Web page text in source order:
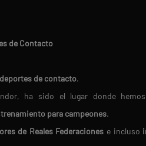
de Contacto
de contacto.
ha sido el lugar donde
para campeones.
de Reales Federaciones e incluso